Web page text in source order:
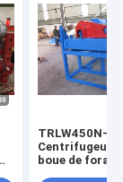
TRLW450N-2
Centrifugeuse
boue de